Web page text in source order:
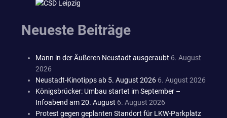
Neueste Beiträge
Mann in der Äußeren Neustadt ausgeraubt 6. August
2026
Neustadt-Kinotipps ab 5. August 2026 6. August 2026
Königsbrücker: Umbau startet im September –
Infoabend am 20. August 6. August 2026
Protest gegen geplanten Standort für LKW-Parkplatz